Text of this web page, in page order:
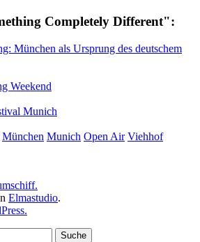
Completely Different":
München als Ursprung des deutschem
Weekend
Munich
München Munich Open Air Viehhof
Elmastudio.